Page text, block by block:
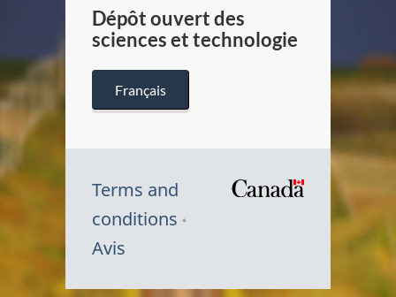
Dépôt ouvert des
sciences et technologie
Français
Terms and
conditions
Avis
Symbole